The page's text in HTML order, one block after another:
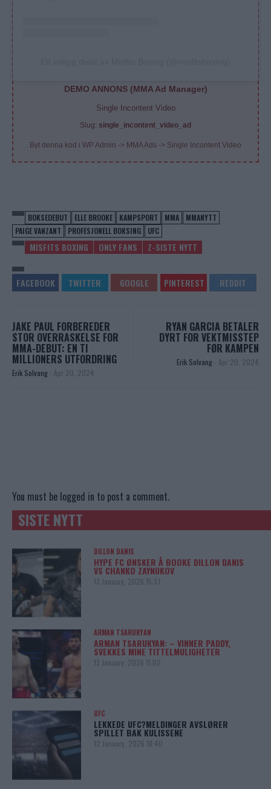
DEMO ANNONS (MMA Ad Manager)
Single Incontent Video
Slug: single_incontent_video_ad
Byt denna kod i WP Admin -> MMA Ads -> Single Incontent Video
BOKSEDEBUT ELLE BROOKE KAMPSPORT MMA
MMANYTT
PAIGE VANZANT
PROFESJONELL BOKSING UFC
MISFITS BOXING ONLY FANS Z-SISTE NYTT
JAKE PAUL FORBEREDER
STOR OVERRASKELSE FOR
MMA-DEBUT: EN TI
MILLIONERS UTFORDRING
Erik Solvang - Apr 20, 2024
RYAN GARCIA BETALER
DYRT FOR VEKTMISSTEP
FØR KAMPEN
Erik Solvang - Apr 20, 2024
You must be logged in to post a comment.
SISTE NYTT
DILLON DANIS
HYPE FC ØNSKER Å BOOKE DILLON DANIS
VS CHANKO ZAYNUKOV
13 January, 2026 15:37
ARMAN TSARUKYAN
ARMAN TSARUKYAN: – VINNER PADDY,
SVEKKES MINE TITTELMULIGHETER
13 January, 2026 11:02
UFC
LEKKEDE UFC?MELDINGER AVSLØRER
SPILLET BAK KULISSENE
12 January, 2026 18:40